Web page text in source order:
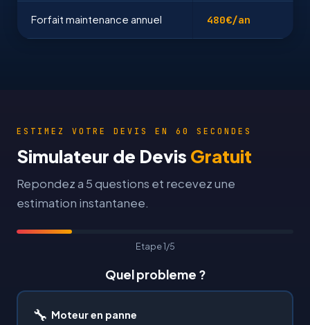
Forfait maintenance annuel 480€/an
ESTIMEZ VOTRE DEVIS EN 60 SECONDES
Simulateur de Devis Gratuit
Repondez a 5 questions et recevez une
estimation instantanee.
Etape 1/5
Quel probleme ?
🔧 Moteur en panne